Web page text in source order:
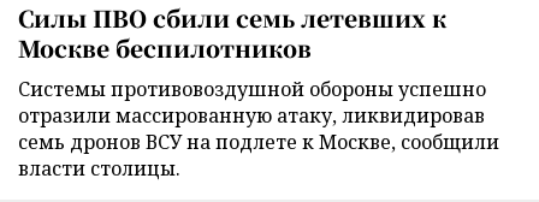
Силы ПВО сбили семь летевших к
Москве беспилотников
Cистемы противовоздушной обороны успешно
отразили массированную атаку, ликвидировав
семь дронов ВСУ на подлете к Москве, сообщили
власти столицы.